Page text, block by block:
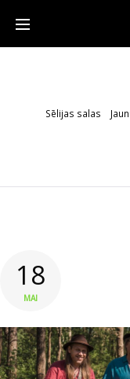
Sēlijas salas
18
MAI